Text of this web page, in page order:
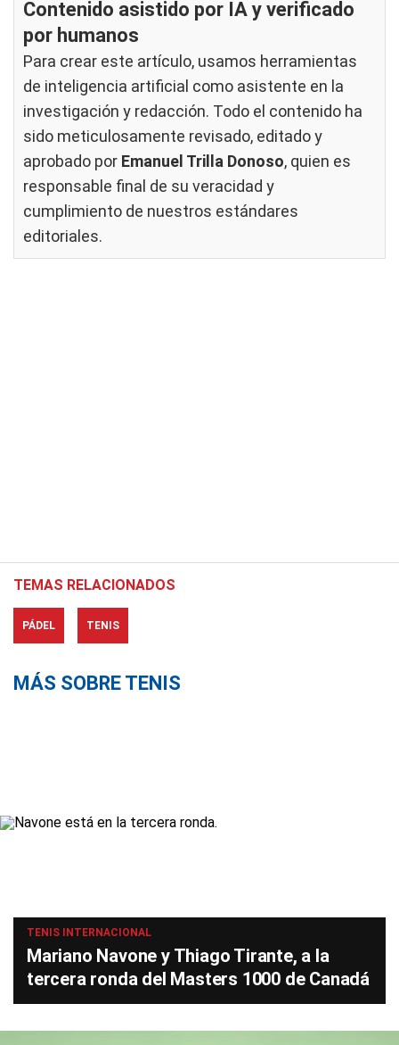
Contenido asistido por IA y verificado
por humanos
Para crear este artículo, usamos herramientas
de inteligencia artificial como asistente en la
investigación y redacción. Todo el contenido ha
sido meticulosamente revisado, editado y
aprobado por Emanuel Trilla Donoso, quien es
responsable final de su veracidad y
cumplimiento de nuestros estándares
editoriales.
TEMAS RELACIONADOS
PÁDEL TENIS
MÁS SOBRE TENIS
TENIS INTERNACIONAL
Mariano Navone y Thiago Tirante, a la
tercera ronda del Masters 1000 de Canadá